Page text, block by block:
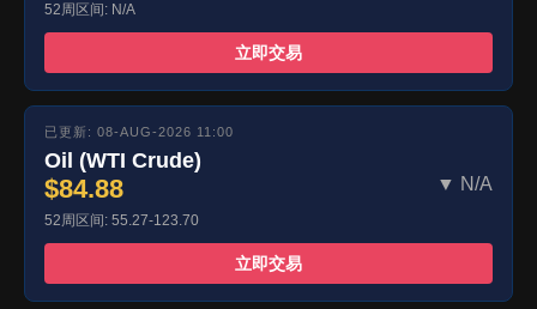
52周区间: N/A
立即交易
已更新: 08-AUG-2026 11:00
Oil (WTI Crude)
$84.88 ▼ N/A
52周区间: 55.27-123.70
立即交易